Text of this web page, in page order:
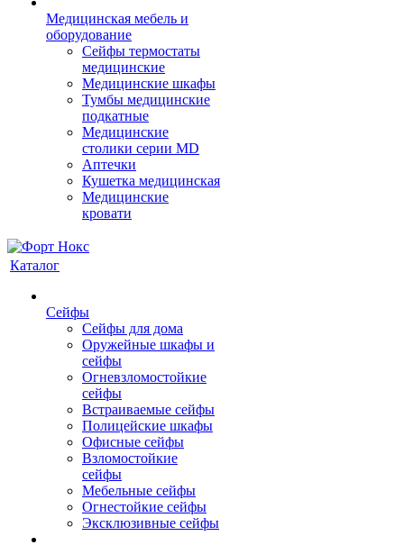
Медицинская мебель и
оборудование
Сейфы термостаты
медицинские
Медицинские шкафы
Тумбы медицинские
подкатные
Медицинские
столики серии MD
Аптечки
Кушетка медицинская
Медицинские
кровати
Каталог
Сейфы
Сейфы для дома
Оружейные шкафы и
сейфы
Огневзломостойкие
сейфы
Встраиваемые сейфы
Полицейские шкафы
Офисные сейфы
Взломостойкие
сейфы
Мебельные сейфы
Огнестойкие сейфы
Эксклюзивные сейфы